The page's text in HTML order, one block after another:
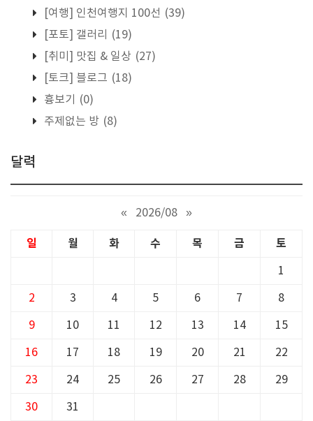
[여행] 인천여행지 100선 (39)
[포토] 갤러리
(19)
[취미] 맛집 & 일상 (27)
[토크] 블로그 (18)
흉보기
(0)
주제없는 방 (8)
달력
« 2026/08 »
일 월 화 수 목 금 토
1
2 3 4 5 6 7 8
9 10 11 12 13 14 15
16 17 18 19 20 21 22
23 24 25 26 27 28 29
30 31